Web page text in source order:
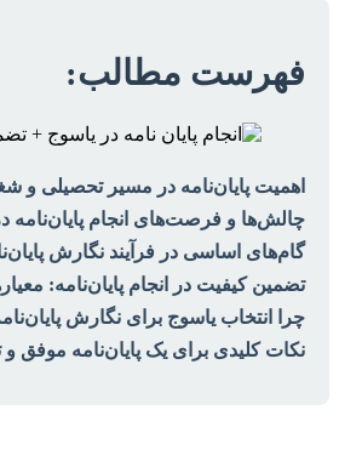
فهرست مطالب:
اهمیت پایان‌نامه در مسیر تحصیلی و
چالش‌ها و فرصت‌های انجام پایان‌نامه
گام‌های اساسی در فرآیند نگارش
تضمین کیفیت در انجام پایان‌نامه:
چرا انتخاب یاسوج برای نگارش
نکات کلیدی برای یک پایان‌نامه موفق